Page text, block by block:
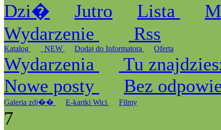
Dzi�
Jutro Lista
Wydarzenie
Rss
Katalog _NEW Dodaj do Informatora Oferta
Wydarzenia
Tu
Nowe posty
Bez
Galeria zdj�� E-kartki Wici Filmy
7